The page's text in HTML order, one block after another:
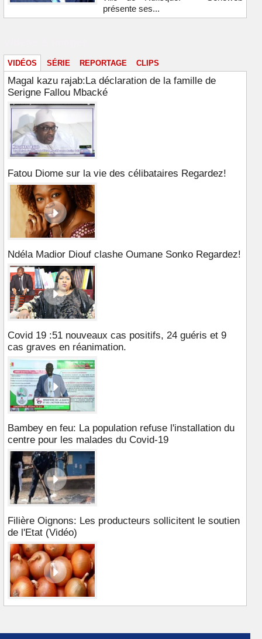
présente ses...
VIDÉOS SÉRIE REPORTAGE CLIPS
Magal kazu rajab:La déclaration de la famille de
Serigne Fallou Mbacké
Fatou Diome sur la vie des célibataires Regardez!
Ndéla Madior Diouf clashe Oumane Sonko Regardez!
Covid 19 :51 nouveaux cas positifs, 24 guéris et 9
cas graves en réanimation.
Bambey en feu: La population refuse l'installation du
centre pour les malades du Covid-19
Filière Oignons: Les producteurs sollicitent le soutien
de l'Etat (Vidéo)